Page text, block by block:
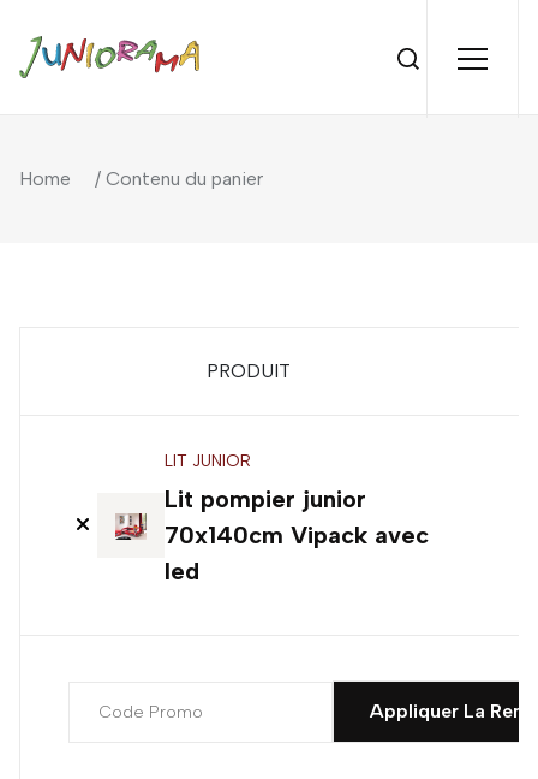
Home / Contenu du panier
PRODUIT
LIT JUNIOR
Lit pompier junior
70x140cm Vipack avec
led
Appliquer La